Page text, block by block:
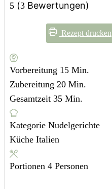
5 (3 Bewertungen)
Rezept drucken
Vorbereitung 15Minuten
Min.
Zubereitung 20Minuten
Min.
Gesamtzeit 35Minuten
Min.
Kategorie Nudelgerichte
Küche Italien
Portionen 4 Personen